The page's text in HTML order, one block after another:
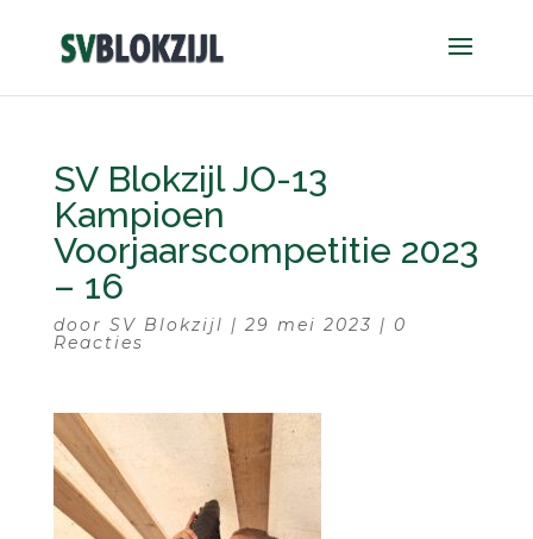
SV Blokzijl JO-13
Kampioen
Voorjaarscompetitie 2023
– 16
door SV Blokzijl | 29 mei 2023 | 0
Reacties